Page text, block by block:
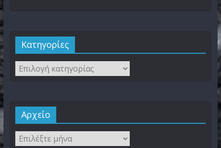
Kατηγορίες
Αρχείο